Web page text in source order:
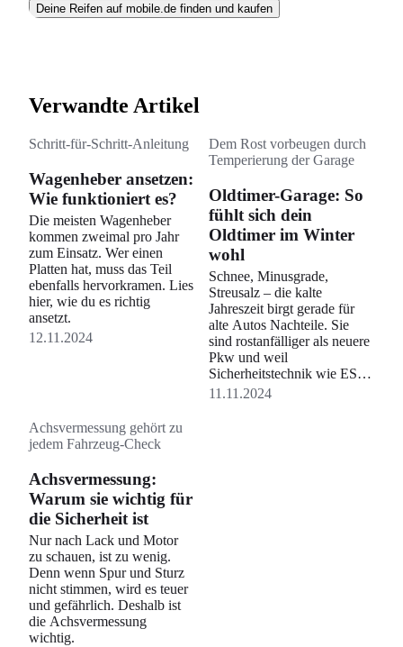
Deine Reifen auf mobile.de finden und kaufen
Verwandte Artikel
Schritt-für-Schritt-Anleitung
Wagenheber ansetzen:
Wie funktioniert es?
Die meisten Wagenheber
kommen zweimal pro Jahr
zum Einsatz. Wer einen
Platten hat, muss das Teil
ebenfalls hervorkramen. Lies
hier, wie du es richtig
ansetzt.
12.11.2024
Dem Rost vorbeugen durch
Temperierung der Garage
Oldtimer-Garage: So
fühlt sich dein
Oldtimer im Winter
wohl
Schnee, Minusgrade,
Streusalz – die kalte
Jahreszeit birgt gerade für
alte Autos Nachteile. Sie
sind rostanfälliger als neuere
Pkw und weil
Sicherheitstechnik wie ESP
oder ABS meist fehlt, ist die
11.11.2024
Achsvermessung gehört zu
jedem Fahrzeug-Check
Achsvermessung:
Warum sie wichtig für
die Sicherheit ist
Nur nach Lack und Motor
zu schauen, ist zu wenig.
Denn wenn Spur und Sturz
nicht stimmen, wird es teuer
und gefährlich. Deshalb ist
die Achsvermessung
wichtig.